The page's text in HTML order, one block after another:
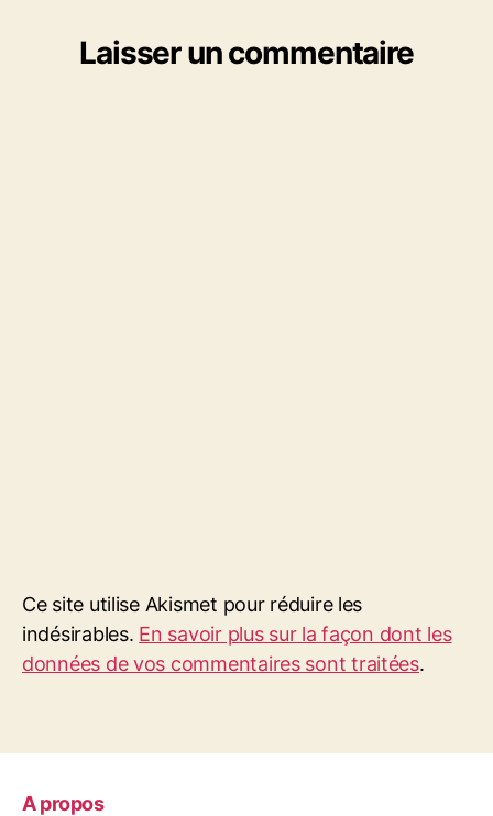
Laisser un commentaire
Ce site utilise Akismet pour réduire les
indésirables. En savoir plus sur la façon dont les
données de vos commentaires sont traitées.
A propos